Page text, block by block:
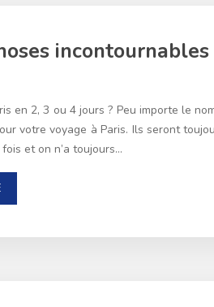
en 2, 3 ou 4 jours ? Peu importe le
votre voyage à Paris. Ils seront
et on n’a toujours…